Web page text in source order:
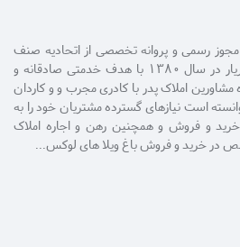
مجوز رسمی و پروانه تخصصی از اتحادیه صنف
مشاورین املاک شهرستان شهریار در سال 1380 با هدف خدمتی صادقانه و
املاک پدر با کادری مجرب و و کاردان
است نیازهای گسترده مشتریان خود را به
و فروش و همچنین رهن و اجاره املاک
در خرید و فروش باغ ویلا های لوکس...